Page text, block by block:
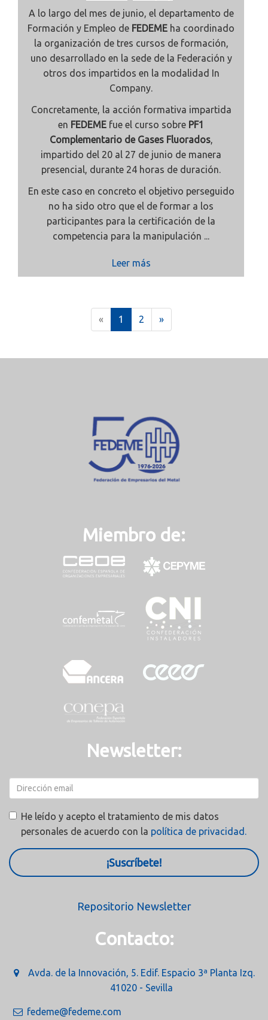
A lo largo del mes de junio, el departamento de
Formación y Empleo de FEDEME ha coordinado
la organización de tres cursos de formación,
uno desarrollado en la sede de la Federación y
otros dos impartidos en la modalidad In
Company.
Concretamente, la acción formativa impartida
en FEDEME fue el curso sobre PF1
Complementario de Gases Fluorados,
impartido del 20 al 27 de junio de manera
presencial, durante 24 horas de duración.
En este caso en concreto el objetivo perseguido
no ha sido otro que el de formar a los
participantes para la certificación de la
competencia para la manipulación ...
Leer más
« 1
c
t
)
2 »
Miembro de:
Newsletter:
He leído y acepto el tratamiento de mis datos
personales de acuerdo con la política de privacidad.
¡Suscríbete!
Repositorio Newsletter
Contacto:
Avda. de la Innovación, 5. Edif. Espacio 3ª Planta Izq.
41020 - Sevilla
fedeme@fedeme.com